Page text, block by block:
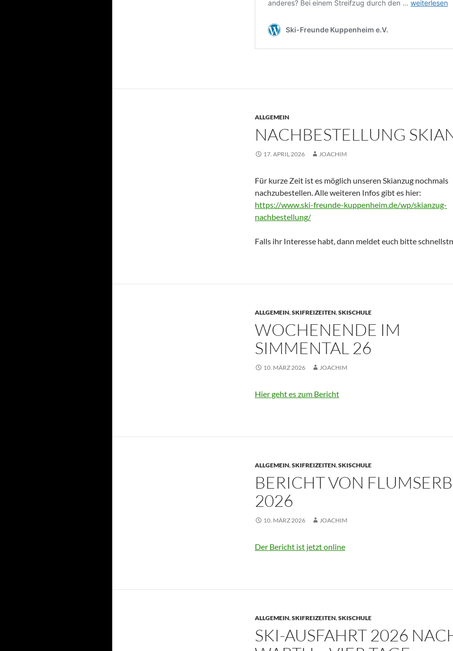
ALLGEMEIN
NACHBESTELLUNG
17. APRIL 2026 JOACHIM
Für kurze Zeit ist es möglich unseren Skianzug nochmals
nachzubestellen. Alle weiteren Infos gibt es hier:
https://www.ski-freunde-kuppenheim.de/wp/skianzug-
nachbestellung/
Falls ihr Interesse habt, dann meldet euch bitte
ALLGEMEIN,SKIFREIZEITEN,SKISCHULE
WOCHENENDE IM
SIMMENTAL 26
10. MÄRZ 2026 JOACHIM
Hier geht es zum Bericht
ALLGEMEIN,SKIFREIZEITEN,SKISCHULE
BERICHT VON
2026
10. MÄRZ 2026 JOACHIM
Der Bericht ist jetzt online
ALLGEMEIN,SKIFREIZEITEN,SKISCHULE
SKI-AUSFAHRT 2026